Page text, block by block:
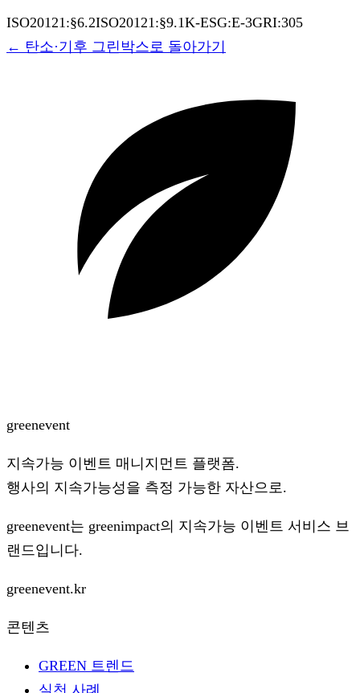
ISO20121:§6.2ISO20121:§9.1K-ESG:E-3GRI:305
← 탄소·기후 그린박스로 돌아가기
greenevent
지속가능 이벤트 매니지먼트 플랫폼.
행사의 지속가능성을 측정 가능한 자산으로.
greenevent는 greenimpact의 지속가능 이벤트 서비스 브
랜드입니다.
greenevent.kr
콘텐츠
GREEN 트렌드
실천 사례